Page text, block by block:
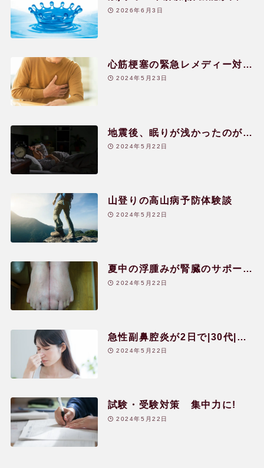
よくある質問
用語辞典
した体験談|20代|女性
2026年6月3日
心筋梗塞の緊急レメディー対処
と回復のケア|60代|男性
2024年5月23日
地震後、眠りが浅かったのが不
安のレメディーで改善!
2024年5月22日
山登りの高山病予防体験談
2024年5月22日
夏中の浮腫みが腎臓のサポート
により1日で改善した!|40代|女
2024年5月22日
急性副鼻腔炎が2日で|30代|女
性2024年5月22日
試験・受験対策 集中力に!
2024年5月22日